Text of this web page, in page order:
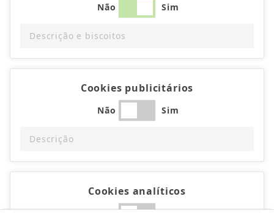
Não Sim
Descrição e biscoitos
Cookies publicitários
Não Sim
Descrição
Cookies analíticos